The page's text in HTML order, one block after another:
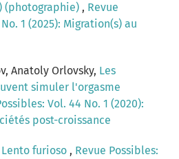
(photographie) , Revue
1 (2025): Migration(s) au
Anatoly Orlovsky, Les
simuler l'orgasme
Vol. 44 No. 1 (2020):
post-croissance
Lento furioso , Revue Possibles: